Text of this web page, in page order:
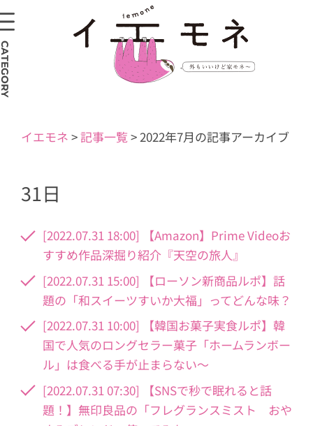
イエモネ >記事一覧>2022年7月の記事アーカイブ
31日
[2022.07.31 18:00] 【Amazon】Prime Videoお
すすめ作品深掘り紹介『天空の旅人』
[2022.07.31 15:00] 【ローソン新商品ルポ】話
題の「和スイーツすいか大福」ってどんな味？
[2022.07.31 10:00] 【韓国お菓子実食ルポ】韓
国で人気のロングセラー菓子「ホームランボー
ル」は食べる手が止まらない～
[2022.07.31 07:30] 【SNSで秒で眠れると話
題！】無印良品の「フレグランスミスト おや